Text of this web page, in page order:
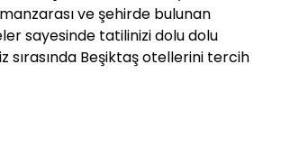
ve şehirde bulunan
sayesinde tatilinizi dolu dolu
sırasında Beşiktaş otellerini tercih